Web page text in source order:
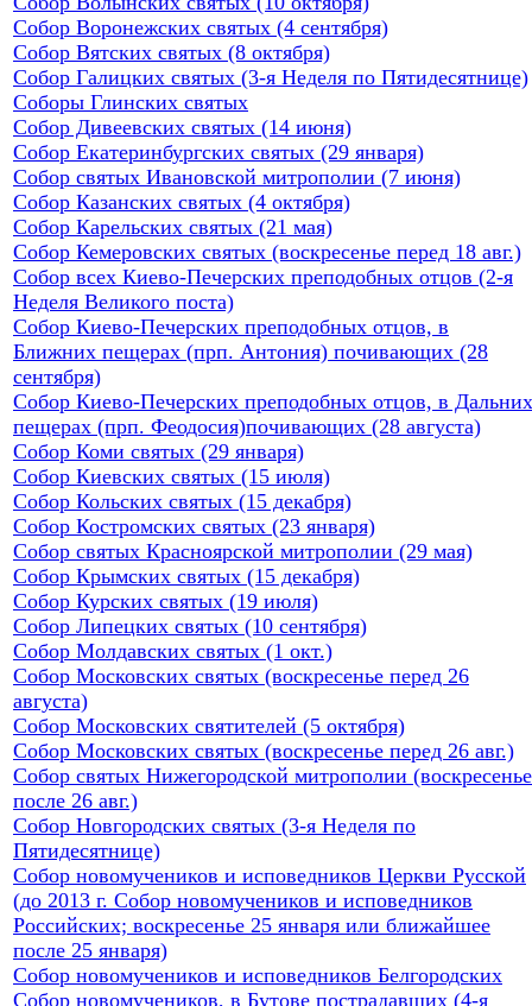
Собор Воронежских святых (4 сентября)
Собор Вятских святых (8 октября)
Собор Галицких святых (3-я Неделя по Пятидесятнице)
Соборы Глинских святых
Собор Дивеевских святых (14 июня)
Собор Екатеринбургских святых (29 января)
Собор святых Ивановской митрополии (7 июня)
Собор Казанских святых (4 октября)
Собор Карельских святых (21 мая)
Собор Кемеровских святых (воскресенье перед 18 авг.)
Собор всех Киево-Печерских преподобных отцов (2-я
Неделя Великого поста)
Собор Киево-Печерских преподобных отцов, в
Ближних пещерах (прп. Антония) почивающих (28
сентября)
Собор Киево-Печерских преподобных отцов, в Дальних
пещерах (прп. Феодосия)почивающих (28 августа)
Собор Коми святых (29 января)
Собор Киевских святых (15 июля)
Собор Кольских святых (15 декабря)
Собор Костромских святых (23 января)
Собор святых Красноярской митрополии (29 мая)
Собор Крымских святых (15 декабря)
Собор Курских святых (19 июля)
Собор Липецких святых (10 сентября)
Собор Молдавских святых (1 окт.)
Собор Московских святых (воскресенье перед 26
августа)
Собор Московских святителей (5 октября)
Собор Московских святых (воскресенье перед 26 авг.)
Собор святых Нижегородской митрополии (воскресенье
после 26 авг.)
Собор Новгородских святых (3-я Неделя по
Пятидесятнице)
Собор новомучеников и исповедников Церкви Русской
(до 2013 г. Собор новомучеников и исповедников
Российских; воскресенье 25 января или ближайшее
после 25 января)
Собор новомучеников и исповедников Белгородских
Собор новомучеников, в Бутове пострадавших (4-я